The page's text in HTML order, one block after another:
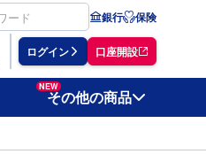
銀行 保険
ログイン 口座開設
NEW
その他の商品